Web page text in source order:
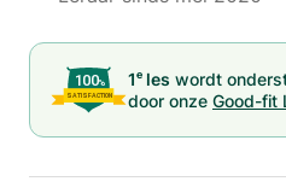
1e les wordt
door onze Good-fit